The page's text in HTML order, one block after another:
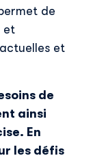
de
et
et
de
ainsi
En
les défis